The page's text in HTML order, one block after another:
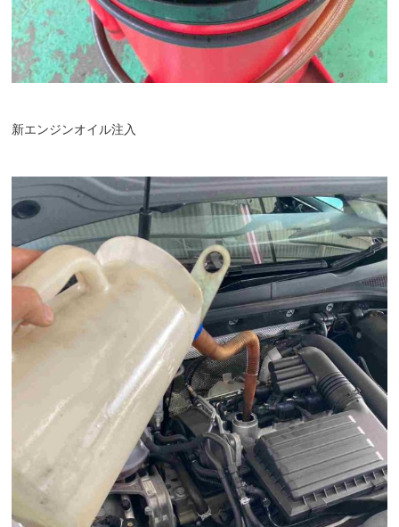
新エンジンオイル注入